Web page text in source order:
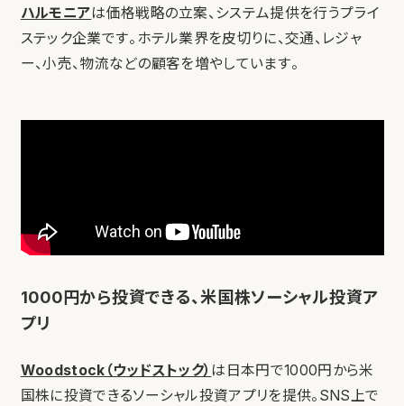
ハルモニアは価格戦略の立案、システム提供を行うプライ
ステック企業です。ホテル業界を皮切りに、交通、レジャ
ー、小売、物流などの顧客を増やしています。
1000円から投資できる、米国株ソーシャル投資ア
プリ
Woodstock（ウッドストック） は日本円で1000円から米
国株に投資できるソーシャル投資アプリを提供。SNS上で